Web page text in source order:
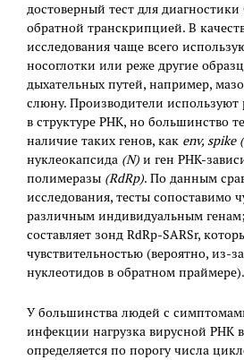
достоверный тест для
обратной транскрипцией. В
исследования чаще всего
носоглотки или реже другие
дыхательных путей, например,
слюну. Производители используют
в структуре РНК, но большинство
наличие таких генов, как env, spike
нуклеокапсида (N) и ген РНК-
полимеразы (RdRp). По данным
исследования, тесты сопоставимо
различным индивидуальным
составляет зонд RdRp-SARSr,
чувствительностью (вероятно, из-
нуклеотидов в обратном праймере).
У большинства людей с
инфекции нагрузка вирусной РНК
определяется по порогу числа